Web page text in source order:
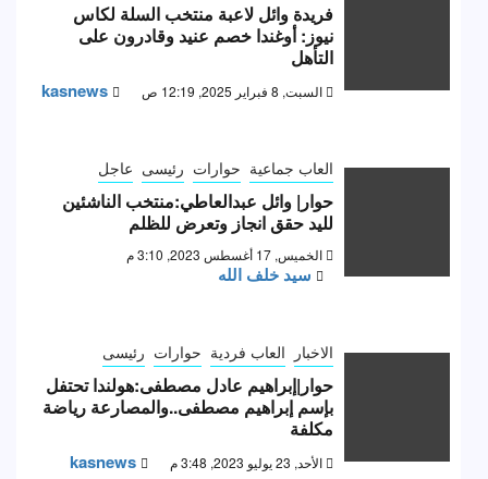
فريدة وائل لاعبة منتخب السلة لكاس
نيوز: أوغندا خصم عنيد وقادرون على
التأهل
السبت, 8 فبراير 2025, 12:19 ص kasnews
العاب جماعية حوارات رئيسى عاجل
حوار| وائل عبدالعاطي:منتخب الناشئين
لليد حقق انجاز وتعرض للظلم
الخميس, 17 أغسطس 2023, 3:10 م
سيد خلف الله
الاخبار العاب فردية حوارات رئيسى
حوار|إبراهيم عادل مصطفى:هولندا تحتفل
بإسم إبراهيم مصطفى..والمصارعة رياضة
مكلفة
الأحد, 23 يوليو 2023, 3:48 م kasnews